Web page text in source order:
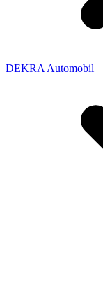
DEKRA Automobil